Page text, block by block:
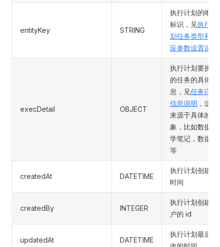
entityKey STRING
执行计划的唯一
标识，见执行计
划任务类型和对
应参数设置说明
execDetail OBJECT
执行计划要执行
的任务的具体信
息，见任务详细
信息说明 ，这个
来源于具体的对
象，比如数据科
学笔记，数据集
等
createdAt DATETIME
执行计划创建的
时间
createdBy INTEGER
执行计划创建用
户的 id
updatedAt DATETIME
执行计划最后修